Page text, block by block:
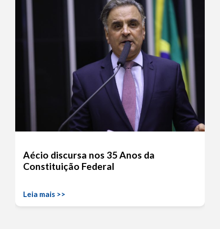
Aécio discursa nos 35 Anos da
Constituição Federal
Leia mais >>